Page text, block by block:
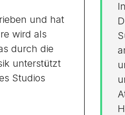
und hat
wird als
durch die
unterstützt
Studios